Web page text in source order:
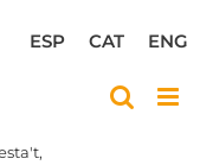
ENG
CAT
ESP